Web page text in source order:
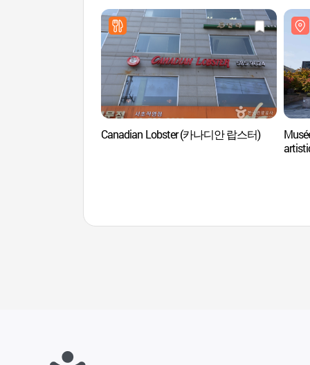
Canadian Lobster (카나디안 랍스터)